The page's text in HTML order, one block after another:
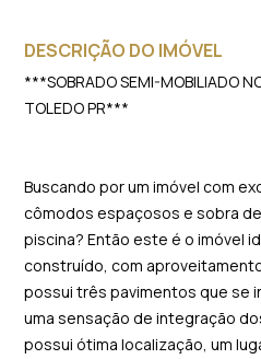
DESCRIÇÃO DO IMÓVEL
***SOBRADO SEMI-MOBILIADO
TOLEDO PR***
Buscando por um imóvel com
cômodos espaçosos e sobra
piscina? Então este é o imóvel
construído, com
possui três pavimentos que se
uma sensação de integração
possui ótima localização, um